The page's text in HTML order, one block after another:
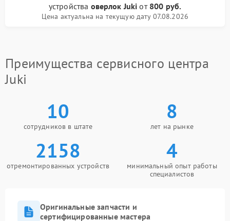
устройства оверлок Juki от 800 руб.
Цена актуальна на текущую дату 07.08.2026
Преимущества сервисного центра
Juki
10
сотрудников в штате
8
лет на рынке
2158
отремонтированных устройств
4
минимальный опыт работы
специалистов
Оригинальные запчасти и
сертифицированные мастера